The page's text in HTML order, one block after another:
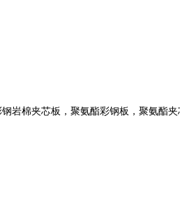
岩棉夹芯板，聚氨酯彩钢板，聚氨